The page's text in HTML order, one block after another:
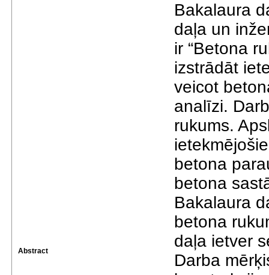
Abstract
Bakalaura
daļa un
ir “Betona
izstrādāt
veicot
analīzi.
rukums.
betona
betona
Bakalaura
betona
daļa ietver
Darba